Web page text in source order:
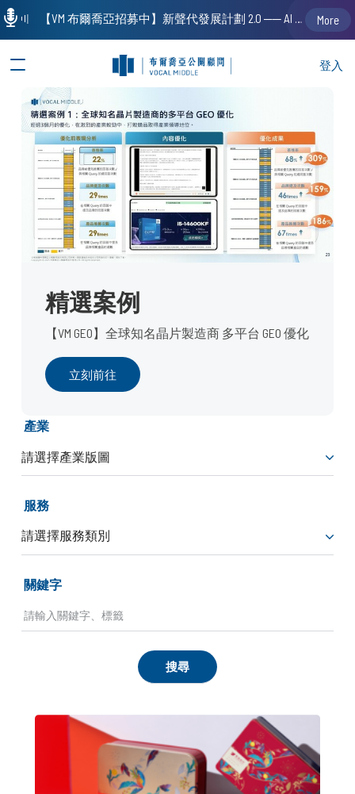
登入
精選案例
【VM GEO】全球知名晶片製造商 多平台 GEO 優化
立刻前往
產業
服務
關鍵字
【VM 布爾喬亞招募中】新聲代發展計劃 2.0 ── AI PR 人才加速養成計劃（歡迎「應屆畢業生」、「一年以下相關 / 三年以下非相關經驗工作者」申請加入） More